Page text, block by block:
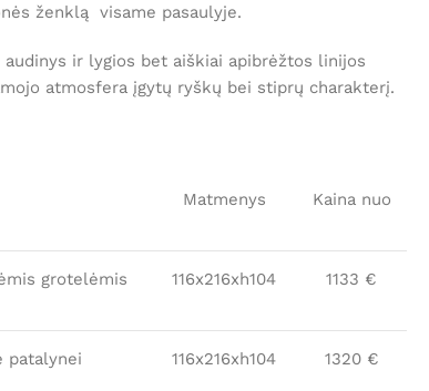
ženklą visame pasaulyje.
ir lygios bet aiškiai apibrėžtos linijos
atmosfera įgytų ryškų bei stiprų charakterį.
Matmenys Kaina nuo
grotelėmis 116x216xh104 1133 €
patalynei 116x216xh104 1320 €